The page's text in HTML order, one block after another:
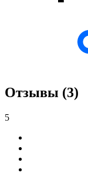
Отзывы (3)
5